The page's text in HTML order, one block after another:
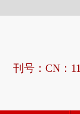
刊号：CN：